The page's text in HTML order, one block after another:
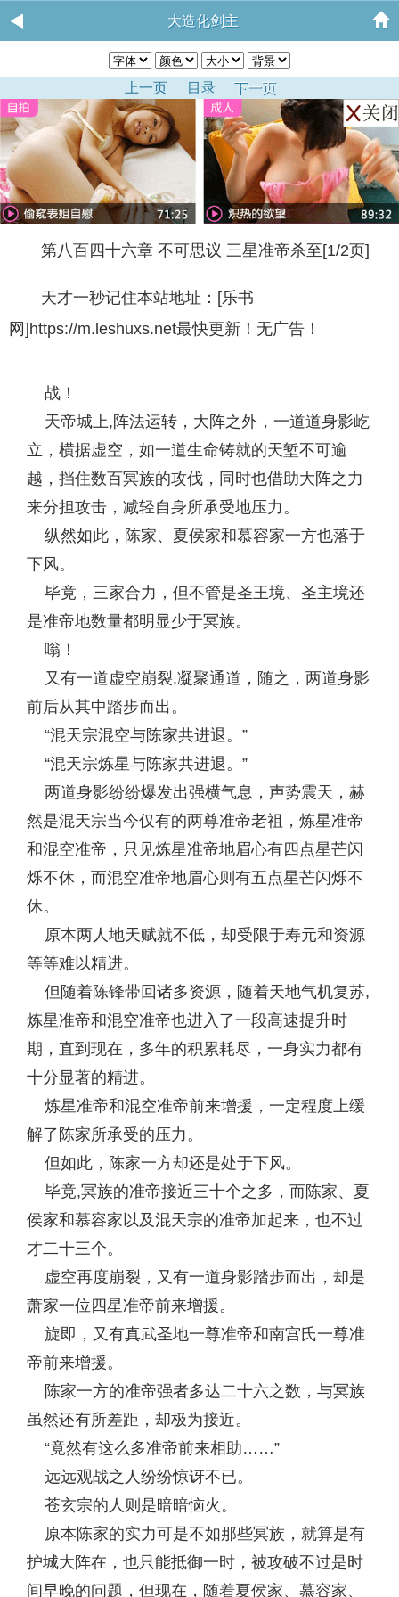
大造化剑主
上一页 目录 下一页
第八百四十六章 不可思议 三星准帝杀至[1/2页]
天才一秒记住本站地址：[乐书
网]https://m.leshuxs.net最快更新！无广告！
战！
天帝城上,阵法运转，大阵之外，一道道身影屹
立，横据虚空，如一道生命铸就的天堑不可逾
越，挡住数百冥族的攻伐，同时也借助大阵之力
来分担攻击，减轻自身所承受地压力。
纵然如此，陈家、夏侯家和慕容家一方也落于
下风。
毕竟，三家合力，但不管是圣王境、圣主境还
是准帝地数量都明显少于冥族。
嗡！
又有一道虚空崩裂,凝聚通道，随之，两道身影
前后从其中踏步而出。
“混天宗混空与陈家共进退。”
“混天宗炼星与陈家共进退。”
两道身影纷纷爆发出强横气息，声势震天，赫
然是混天宗当今仅有的两尊准帝老祖，炼星准帝
和混空准帝，只见炼星准帝地眉心有四点星芒闪
烁不休，而混空准帝地眉心则有五点星芒闪烁不
休。
原本两人地天赋就不低，却受限于寿元和资源
等等难以精进。
但随着陈锋带回诸多资源，随着天地气机复苏,
炼星准帝和混空准帝也进入了一段高速提升时
期，直到现在，多年的积累耗尽，一身实力都有
十分显著的精进。
炼星准帝和混空准帝前来增援，一定程度上缓
解了陈家所承受的压力。
但如此，陈家一方却还是处于下风。
毕竟,冥族的准帝接近三十个之多，而陈家、夏
侯家和慕容家以及混天宗的准帝加起来，也不过
才二十三个。
虚空再度崩裂，又有一道身影踏步而出，却是
萧家一位四星准帝前来增援。
旋即，又有真武圣地一尊准帝和南宫氏一尊准
帝前来增援。
陈家一方的准帝强者多达二十六之数，与冥族
虽然还有所差距，却极为接近。
“竟然有这么多准帝前来相助……”
远远观战之人纷纷惊讶不已。
苍玄宗的人则是暗暗恼火。
原本陈家的实力可是不如那些冥族，就算是有
护城大阵在，也只能抵御一时，被攻破不过是时
间早晚的问题，但现在，随着夏侯家、慕容家、